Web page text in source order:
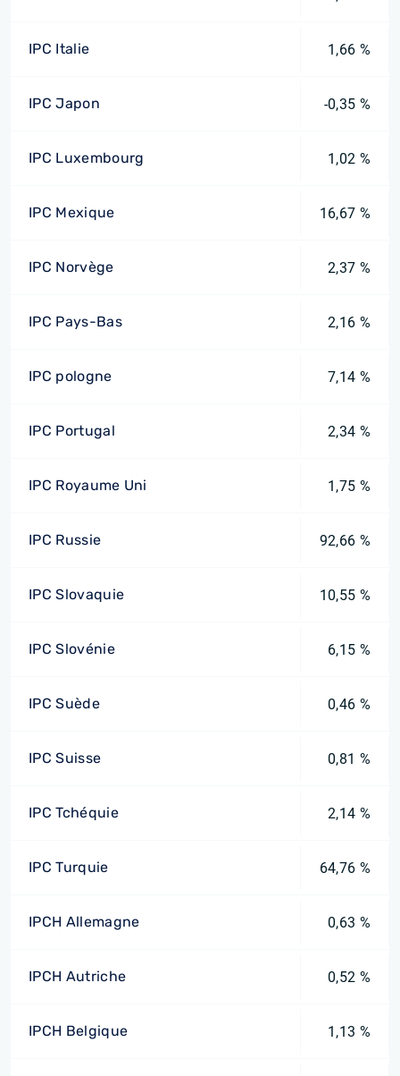
IPC Italie 1,66 %
IPC Japon -0,35 %
IPC Luxembourg 1,02 %
IPC Mexique 16,67 %
IPC Norvège 2,37 %
IPC Pays-Bas 2,16 %
IPC pologne 7,14 %
IPC Portugal 2,34 %
IPC Royaume Uni 1,75 %
IPC Russie 92,66 %
IPC Slovaquie 10,55 %
IPC Slovénie 6,15 %
IPC Suède 0,46 %
IPC Suisse 0,81 %
IPC Tchéquie 2,14 %
IPC Turquie 64,76 %
IPCH Allemagne 0,63 %
IPCH Autriche 0,52 %
IPCH Belgique 1,13 %